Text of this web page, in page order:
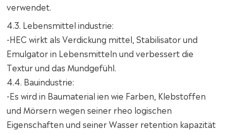
verwendet.
4.3. Lebensmittel industrie:
-HEC wirkt als Verdickung mittel, Stabilisator und
Emulgator in Lebensmitteln und verbessert die
Textur und das Mundgefühl.
4.4. Bauindustrie:
-Es wird in Baumaterial ien wie Farben, Klebstoffen
und Mörsern wegen seiner rheo logischen
Eigenschaften und seiner Wasser retention kapazität